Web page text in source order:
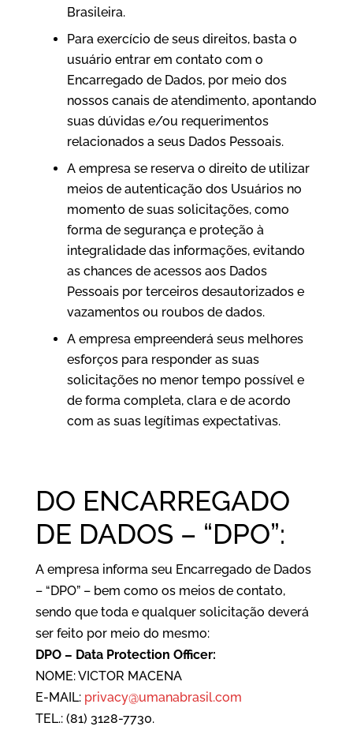
Brasileira.
Para exercício de seus direitos, basta o
usuário entrar em contato com o
Encarregado de Dados, por meio dos
nossos canais de atendimento, apontando
suas dúvidas e/ou requerimentos
relacionados a seus Dados Pessoais.
A empresa se reserva o direito de utilizar
meios de autenticação dos Usuários no
momento de suas solicitações, como
forma de segurança e proteção à
integralidade das informações, evitando
as chances de acessos aos Dados
Pessoais por terceiros desautorizados e
vazamentos ou roubos de dados.
A empresa empreenderá seus melhores
esforços para responder as suas
solicitações no menor tempo possível e
de forma completa, clara e de acordo
com as suas legítimas expectativas.
DO ENCARREGADO
DE DADOS – “DPO”:
A empresa informa seu Encarregado de Dados
– “DPO” – bem como os meios de contato,
sendo que toda e qualquer solicitação deverá
ser feito por meio do mesmo:
DPO – Data Protection Officer:
NOME: VICTOR MACENA
E-MAIL: privacy@umanabrasil.com
TEL.: (81) 3128-7730.